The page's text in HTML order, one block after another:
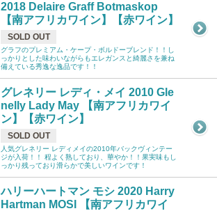
2018 Delaire Graff Botmaskop
【南アフリカワイン】【赤ワイン】
SOLD OUT
グラフのプレミアム・ケープ・ボルドーブレンド！！し
っかりとした味わいながらもエレガンスと綺麗さを兼ね
備えている秀逸な逸品です！！
グレネリー レディ・メイ 2010 Gle
nelly Lady May 【南アフリカワイ
ン】【赤ワイン】
SOLD OUT
人気グレネリー レディメイの2010年バックヴィンテー
ジが入荷！！ 程よく熟しており、華やか！！果実味もし
っかり残っており滑らかで美しいワインです！
ハリーハートマン モシ 2020 Harry
Hartman MOSI 【南アフリカワイ